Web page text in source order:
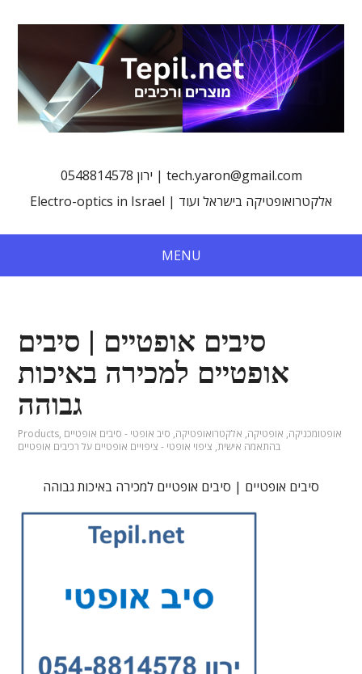
0548814578 ירון | tech.yaron@gmail.com
Electro-optics in Israel | אלקטרואופטיקה בישראל ועוד
MENU
סיבים אופטיים | סיבים
אופטיים למכירה באיכות
גבוהה
Products, אופטומכניקה, אופטיקה, אלקטרואופטיקה, סיב אופטי - סיבים אופטיים
בהתאמה אישית, ציפוי אופטי - ציפויים אופטיים על רכיבים אופטיים
סיבים אופטיים | סיבים אופטיים למכירה באיכות גבוהה